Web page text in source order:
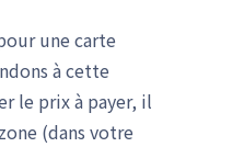
une carte
à cette
le prix à payer, il
(dans votre